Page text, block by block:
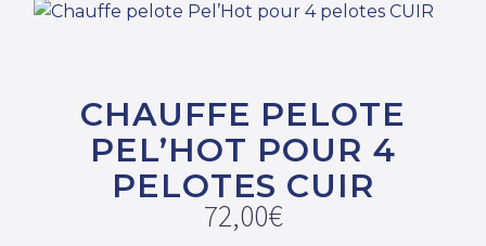
CHAUFFE PELOTE
PEL’HOT POUR 4
PELOTES CUIR
72,00€